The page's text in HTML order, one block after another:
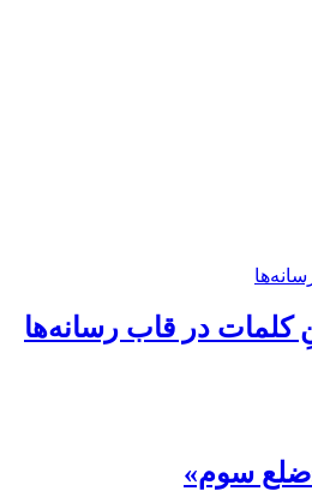
کلمات در قاب رسانه‌ها
سوم»